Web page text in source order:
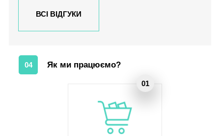
ВСІ ВІДГУКИ
04 Як ми працюємо?